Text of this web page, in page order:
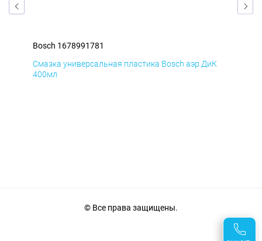
Bosch 1678991781
Смазка универсальная пластика Bosch аэр ДиК
400мл
© Все права защищены.